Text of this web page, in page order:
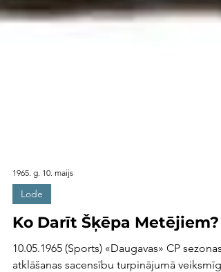
1965. g. 10. maijs
Lode
Ko Darīt Šķēpa Metējiem?